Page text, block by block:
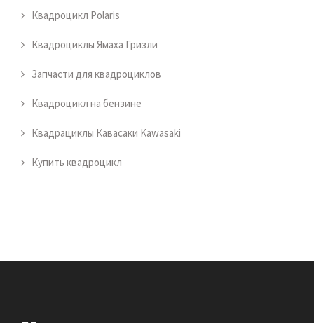
Квадроцикл Polaris
Квадроциклы Ямаха Гризли
Запчасти для квадроциклов
Квадроцикл на бензине
Квадрациклы Кавасаки Kawasaki
Купить квадроцикл